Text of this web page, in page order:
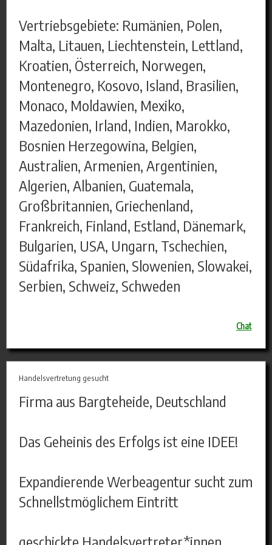
Vertriebsgebiete: Rumänien, Polen,
Malta, Litauen, Liechtenstein, Lettland,
Kroatien, Österreich, Norwegen,
Montenegro, Kosovo, Island, Brasilien,
Monaco, Moldawien, Mexiko,
Mazedonien, Irland, Indien, Marokko,
Bosnien Herzegowina, Belgien,
Australien, Armenien, Argentinien,
Algerien, Albanien, Guatemala,
Großbritannien, Griechenland,
Frankreich, Finland, Estland, Dänemark,
Bulgarien, USA, Ungarn, Tschechien,
Südafrika, Spanien, Slowenien, Slowakei,
Serbien, Schweiz, Schweden
Chat
Handelsvertretung gesucht
Firma aus Bargteheide, Deutschland
Das Geheinis des Erfolgs ist eine IDEE!
Expandierende Werbeagentur sucht zum
Schnellstmöglichem Eintritt